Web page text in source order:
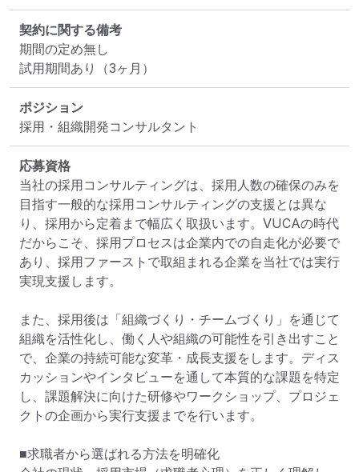
契約に関する備考
期間の定め無し
試用期間あり（3ヶ月）
ポジション
採用・組織開発コンサルタント
応募資格
当社の採用コンサルティングは、採用人数の確保のみを
目指す一般的な採用コンサルティングの支援とは異な
り、採用から定着まで幅広く取扱います。VUCAの時代
だからこそ、採用プロセスは企業内での自走化が必要で
あり、採用ファーストで取組まれる企業を当社では実行
実現支援します。
また、採用後は「組織づくり・チームづくり」を通じて
組織を活性化し、働く人や組織の可能性を引き出すこと
で、企業の持続可能な変革・成長支援をします。ディス
カッションやインタビューを通して本質的な課題を特定
し、課題解決に向けた研修やワークショップ、プロジェ
クトの企画から実行支援までを行います。
■求職者から選ばれる方法を明確化